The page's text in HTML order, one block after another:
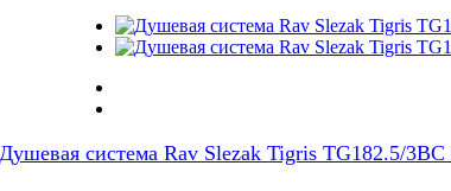
Душевая система Rav Slezak Tigris TG182.5/